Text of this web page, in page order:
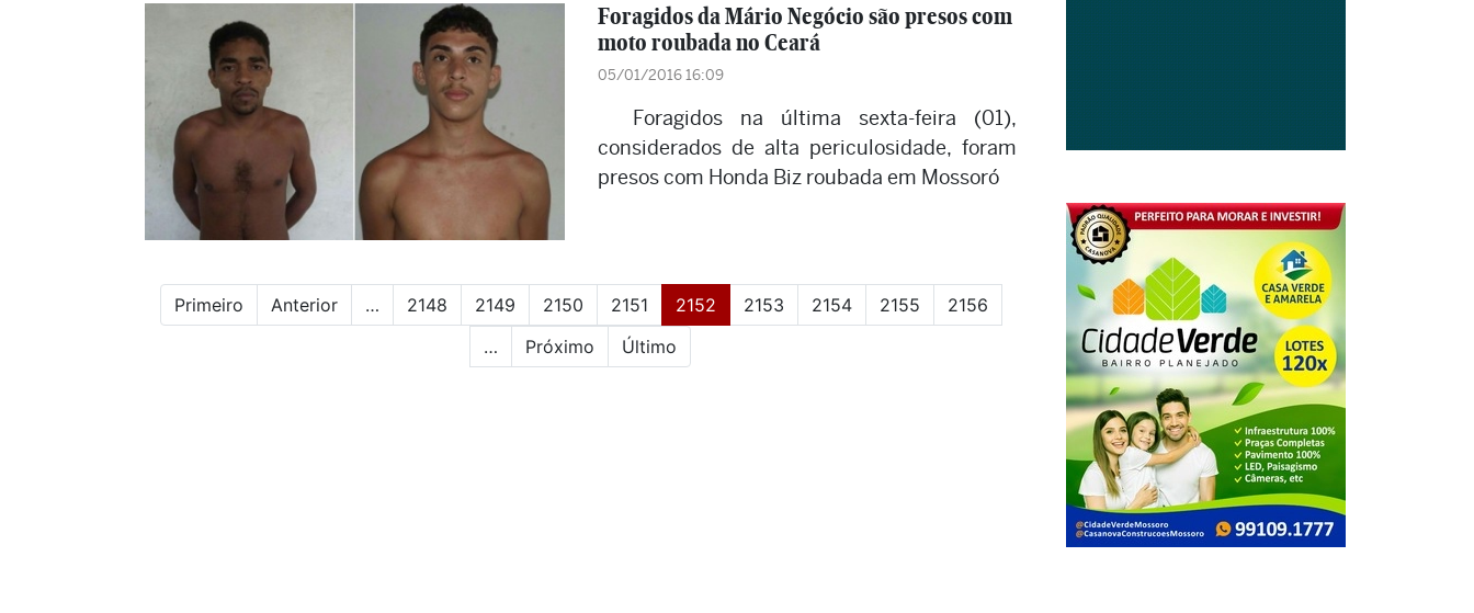
Foragidos da Mário Negócio são presos com
moto roubada no Ceará
05/01/2016 16:09
Foragidos na última sexta-feira (01),
considerados de alta periculosidade, foram
presos com Honda Biz roubada em Mossoró
Primeiro Anterior … 2148 2149 2150 2151 2152(current)
2153 2154 2155
2156
…
Próximo Último